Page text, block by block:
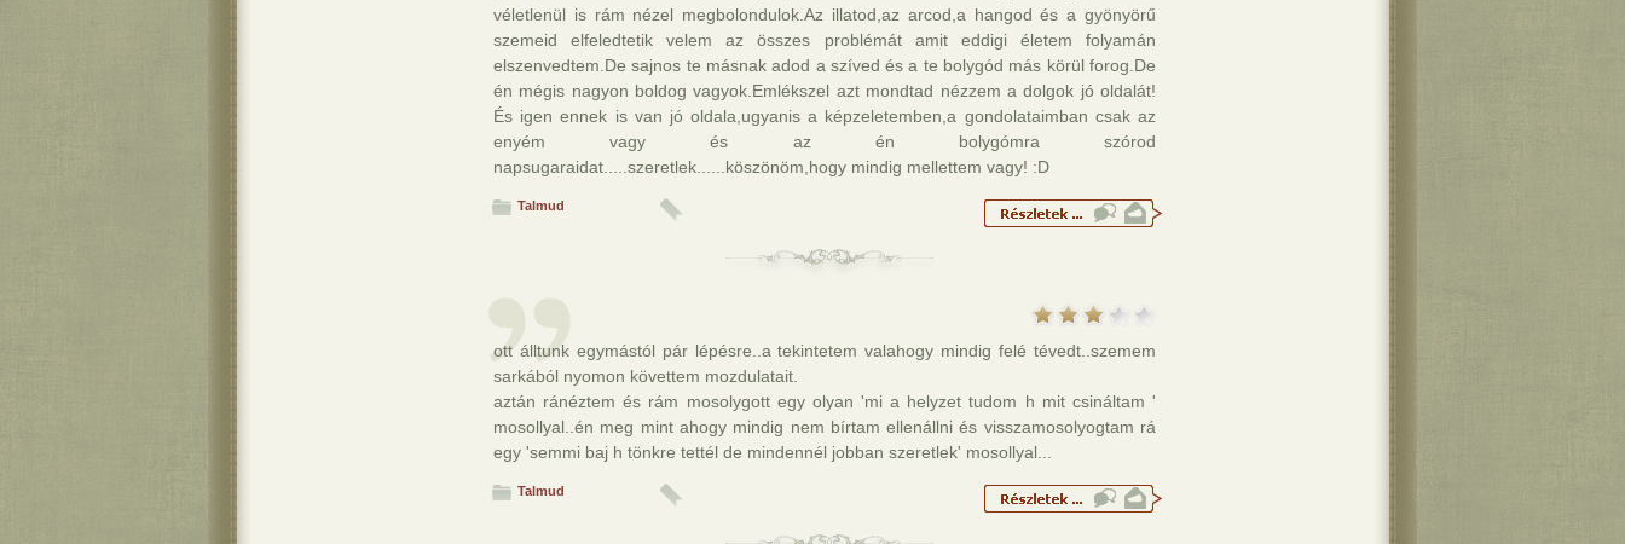
véletlenül is rám nézel megbolondulok.Az illatod,az arcod,a hangod és a gyönyörű
szemeid elfeledtetik velem az összes problémát amit eddigi életem folyamán
elszenvedtem.De sajnos te másnak adod a szíved és a te bolygód más körül forog.De
én mégis nagyon boldog vagyok.Emlékszel azt mondtad nézzem a dolgok jó oldalát!
És igen ennek is van jó oldala,ugyanis a képzeletemben,a gondolataimban csak az
enyém vagy és az én bolygómra szórod
napsugaraidat.....szeretlek......köszönöm,hogy mindig mellettem vagy! :D
Talmud
ott álltunk egymástól pár lépésre..a tekintetem valahogy mindig felé tévedt..szemem
sarkából nyomon követtem mozdulatait.
aztán ránéztem és rám mosolygott egy olyan 'mi a helyzet tudom h mit csináltam '
mosollyal..én meg mint ahogy mindig nem bírtam ellenállni és visszamosolyogtam rá
egy 'semmi baj h tönkre tettél de mindennél jobban szeretlek' mosollyal...
Talmud